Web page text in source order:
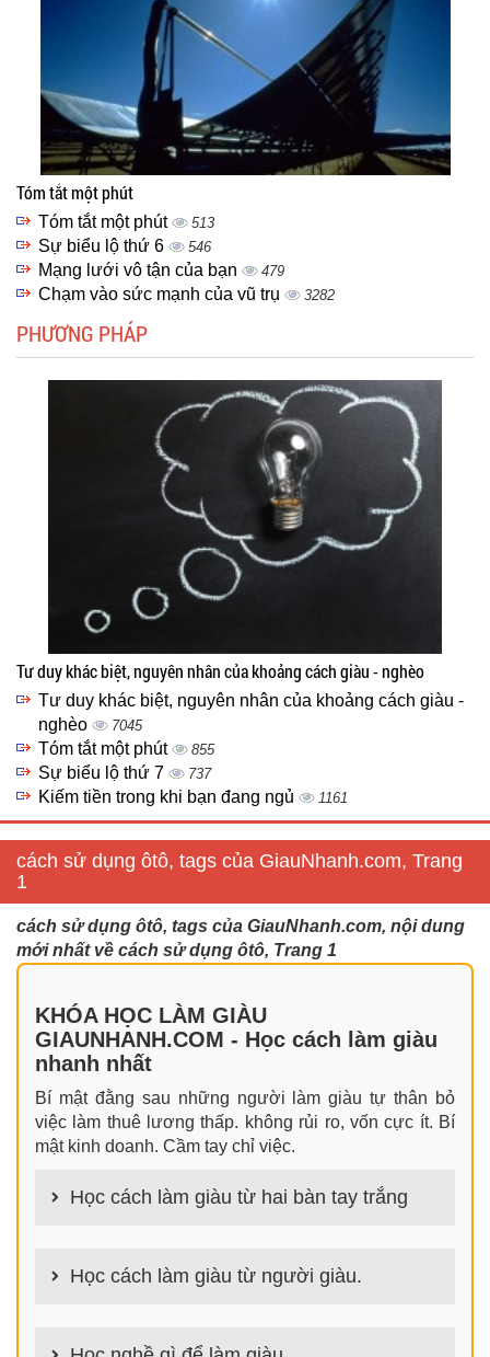
Tóm tắt một phút
Tóm tắt một phút 513
Sự biểu lộ thứ 6 546
Mạng lưới vô tận của bạn 479
Chạm vào sức mạnh của vũ trụ 3282
PHƯƠNG PHÁP
Tư duy khác biệt, nguyên nhân của khoảng cách giàu - nghèo
Tư duy khác biệt, nguyên nhân của khoảng cách giàu -
nghèo
7045
Tóm tắt một phút 855
Sự biểu lộ thứ 7 737
Kiếm tiền trong khi bạn đang ngủ 1161
cách sử dụng ôtô, tags của GiauNhanh.com, Trang
1
cách sử dụng ôtô, tags của GiauNhanh.com, nội dung
mới nhất về cách sử dụng ôtô, Trang 1
KHÓA HỌC LÀM GIÀU
GIAUNHANH.COM - Học cách làm giàu
nhanh nhất
Bí mật đằng sau những người làm giàu tự thân bỏ
việc làm thuê lương thấp. không rủi ro, vốn cực ít. Bí
mật kinh doanh. Cầm tay chỉ việc.
Học cách làm giàu từ hai bàn tay trắng
nhưng hiệu quả bất ngờ. Bạn có thể thành công ngay
cả khi không có gì trong tay.
Học cách làm giàu từ người giàu.
làm giàu từ người giàu. Bạn sẽ có được góc nhìn đa